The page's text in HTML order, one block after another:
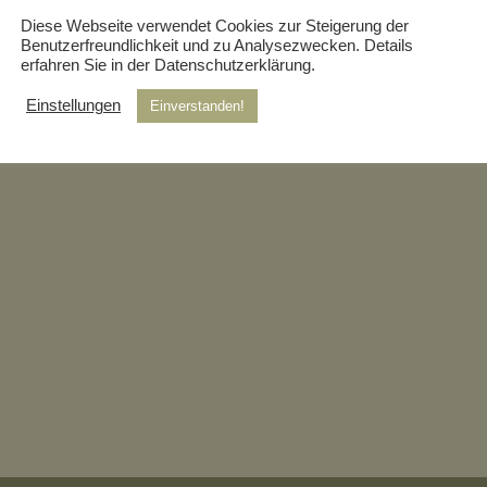
einem der hier gezeigten Bildern haben, wenden Sie sich doch
Diese Webseite verwendet Cookies zur Steigerung der
Benutzerfreundlichkeit und zu Analysezwecken. Details
erfahren Sie in der Datenschutzerklärung.
Einstellungen Einverstanden!